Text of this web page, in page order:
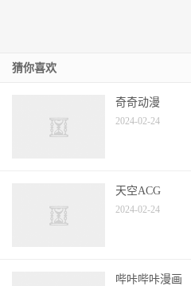
猜你喜欢
奇奇动漫
2024-02-24
天空ACG
2024-02-24
哔咔哔咔漫画